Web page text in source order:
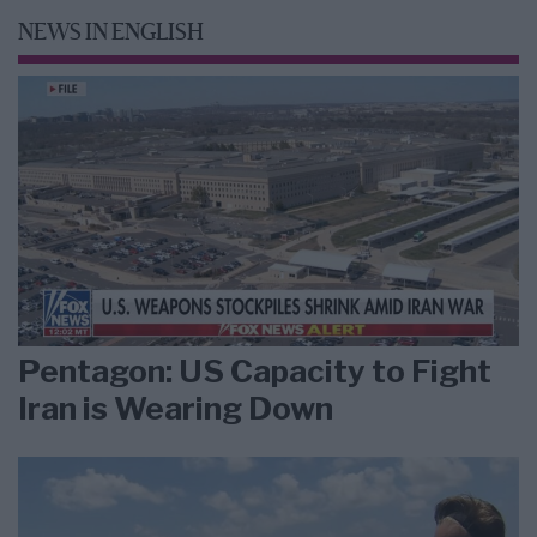
NEWS IN ENGLISH
Pentagon: US Capacity to Fight
Iran is Wearing Down